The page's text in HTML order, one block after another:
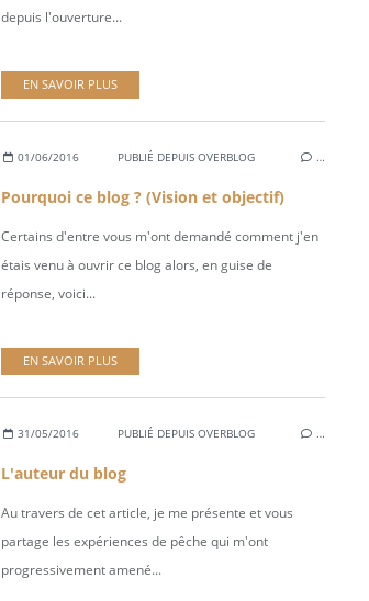
depuis l'ouverture...
EN SAVOIR PLUS
01/06/2016 PUBLIÉ DEPUIS OVERBLOG …
Pourquoi ce blog ? (Vision et objectif)
Certains d'entre vous m'ont demandé comment j'en
étais venu à ouvrir ce blog alors, en guise de
réponse, voici...
EN SAVOIR PLUS
31/05/2016 PUBLIÉ DEPUIS OVERBLOG …
L'auteur du blog
Au travers de cet article, je me présente et vous
partage les expériences de pêche qui m'ont
progressivement amené...